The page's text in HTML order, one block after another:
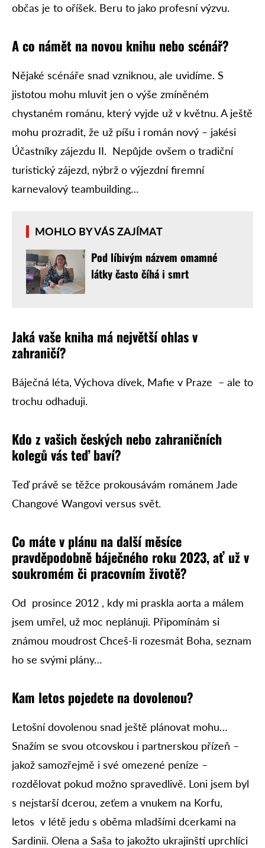
občas je to oříšek. Beru to jako profesní výzvu.
A co námět na novou knihu nebo scénář?
Nějaké scénáře snad vzniknou, ale uvidíme. S
jistotou mohu mluvit jen o výše zmíněném
chystaném románu, který vyjde už v květnu. A ještě
mohu prozradit, že už píšu i román nový – jakési
Účastníky zájezdu II. Nepůjde ovšem o tradiční
turistický zájezd, nýbrž o výjezdní firemní
karnevalový teambuilding…
MOHLO BY VÁS ZAJÍMAT
Pod líbivým názvem omamné
látky často číhá i smrt
Jaká vaše kniha má největší ohlas v
zahraničí?
Báječná léta, Výchova dívek, Mafie v Praze – ale to
trochu odhaduji.
Kdo z vašich českých nebo zahraničních
kolegů vás teď baví?
Teď právě se těžce prokousávám románem Jade
Changové Wangovi versus svět.
Co máte v plánu na další měsíce
pravděpodobně báječného roku 2023, ať už v
soukromém či pracovním životě?
Od prosince 2012 , kdy mi praskla aorta a málem
jsem umřel, už moc neplánuji. Připomínám si
známou moudrost Chceš-li rozesmát Boha, seznam
ho se svými plány…
Kam letos pojedete na dovolenou?
Letošní dovolenou snad ještě plánovat mohu…
Snažím se svou otcovskou i partnerskou přízeň –
jakož samozřejmě i své omezené peníze –
rozdělovat pokud možno spravedlivě. Loni jsem byl
s nejstarší dcerou, zeťem a vnukem na Korfu,
letos v létě jedu s oběma mladšími dcerkami na
Sardinii. Olena a Saša to jakožto ukrajinští uprchlíci